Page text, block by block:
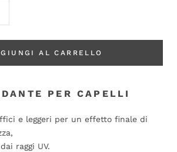
AL CARRELLO
PER CAPELLI
e leggeri per un effetto finale di
raggi UV.